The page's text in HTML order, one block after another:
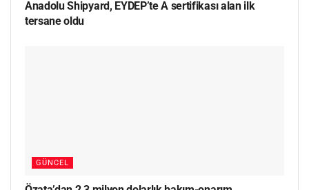
Anadolu Shipyard, EYDEP’te A sertifikası alan ilk
tersane oldu
GÜNCEL